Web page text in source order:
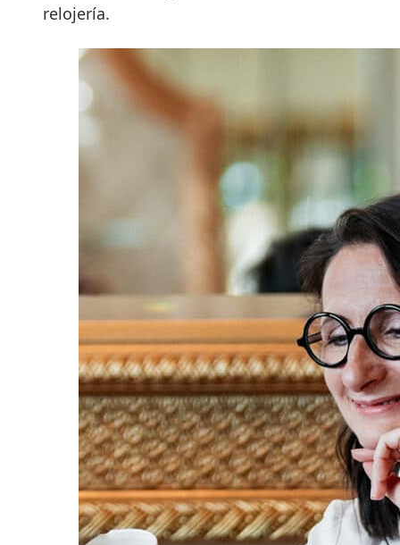
relojería.